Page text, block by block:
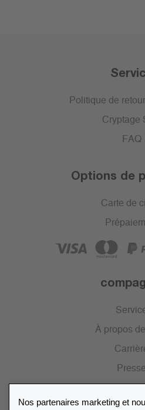
Politique de
Cryptage
FAQ
Options de
Carte de
À propos
Presse
Portail des
Nos partenaires marketing et